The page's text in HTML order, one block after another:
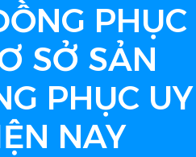
PHỤC
SỞ SẢN
PHỤC UY
NAY